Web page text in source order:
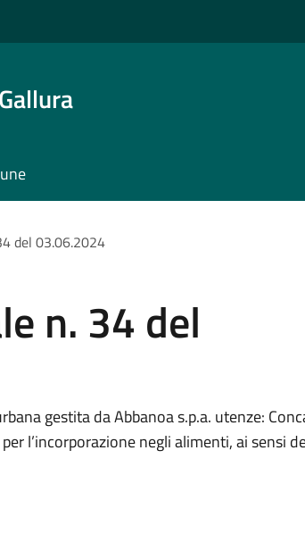
del 03.06.2024
n. 34 del
gestita da Abbanoa s.p.a. utenze:
l’incorporazione negli alimenti, ai sensi